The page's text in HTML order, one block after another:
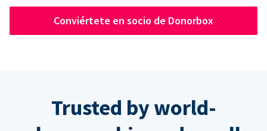
Conviértete en socio de Donorbox
Trusted by world-